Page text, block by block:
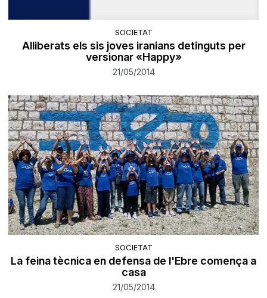
SOCIETAT
Alliberats els sis joves iranians detinguts per
versionar «Happy»
21/05/2014
SOCIETAT
La feina tècnica en defensa de l'Ebre comença a
casa
21/05/2014